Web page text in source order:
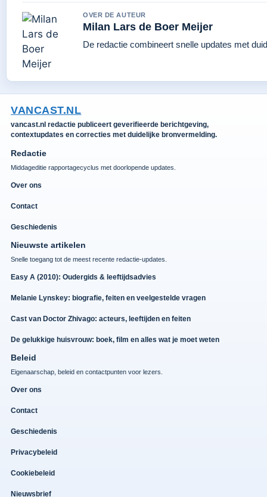
OVER DE AUTEUR
Milan Lars de Boer Meijer
De redactie combineert snelle updates met
VANCAST.NL
vancast.nl redactie publiceert geverifieerde berichtgeving,
contextupdates en correcties met duidelijke bronvermelding.
Redactie
Middageditie rapportagecyclus met doorlopende updates.
Over ons
Contact
Geschiedenis
Nieuwste artikelen
Snelle toegang tot de meest recente redactie-updates.
Easy A (2010): Oudergids & leeftijdsadvies
Melanie Lynskey: biografie, feiten en veelgestelde vragen
Cast van Doctor Zhivago: acteurs, leeftijden en feiten
De gelukkige huisvrouw: boek, film en alles wat je moet weten
Beleid
Eigenaarschap, beleid en contactpunten voor lezers.
Over ons
Contact
Geschiedenis
Privacybeleid
Cookiebeleid
Nieuwsbrief